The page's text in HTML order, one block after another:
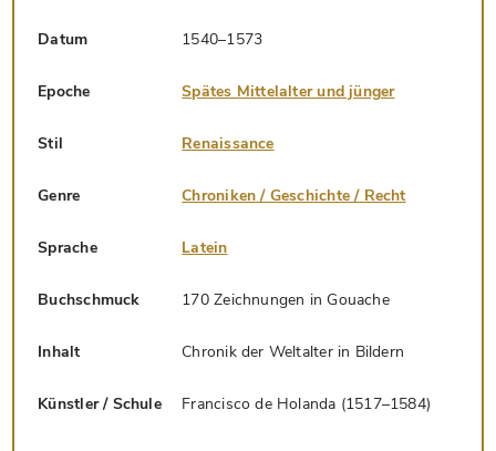
Datum 1540–1573
Epoche Spätes Mittelalter und jünger
Stil Renaissance
Genre Chroniken / Geschichte / Recht
Sprache Latein
Buchschmuck 170 Zeichnungen in Gouache
Inhalt Chronik der Weltalter in Bildern
Künstler / Schule Francisco de Holanda (1517–1584)